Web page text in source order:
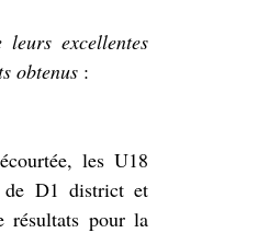
excellentes
obtenus :
les U18
de D1 district et
résultats pour la